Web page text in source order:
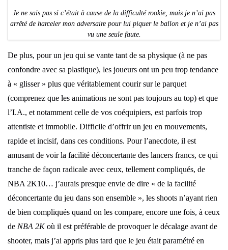
Je ne sais pas si c’était à cause de la difficulté rookie, mais je n’ai pas
arrêté de harceler mon adversaire pour lui piquer le ballon et je n’ai pas
vu une seule faute.
De plus, pour un jeu qui se vante tant de sa physique (à ne pas
confondre avec sa plastique), les joueurs ont un peu trop tendance
à « glisser » plus que véritablement courir sur le parquet
(comprenez que les animations ne sont pas toujours au top) et que
l’I.A., et notamment celle de vos coéquipiers, est parfois trop
attentiste et immobile. Difficile d’offrir un jeu en mouvements,
rapide et incisif, dans ces conditions. Pour l’anecdote, il est
amusant de voir la facilité déconcertante des lancers francs, ce qui
tranche de façon radicale avec ceux, tellement compliqués, de
NBA 2K10… j’aurais presque envie de dire « de la facilité
déconcertante du jeu dans son ensemble », les shoots n’ayant rien
de bien compliqués quand on les compare, encore une fois, à ceux
de NBA 2Koù il est préférable de provoquer le décalage avant de
shooter, mais j’ai appris plus tard que le jeu était paramétré en